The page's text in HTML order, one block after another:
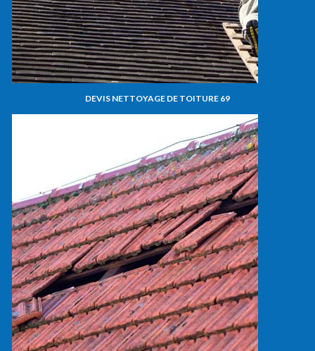
DEVIS NETTOYAGE DE TOITURE 69